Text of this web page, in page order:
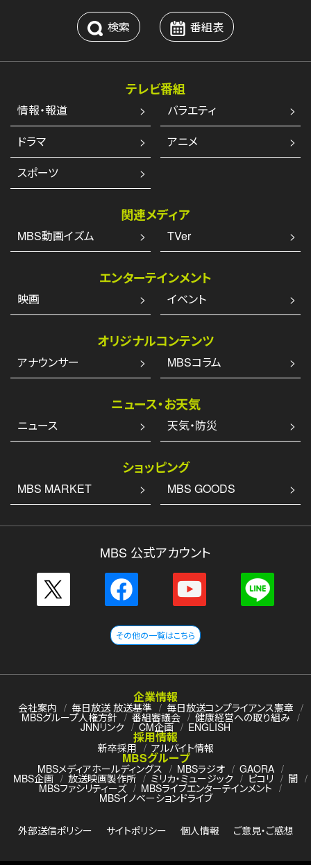
検索 番組表
テレビ番組
情報・報道
バラエティ
ドラマ
アニメ
スポーツ
関連メディア
MBS動画イズム TVer
エンターテインメント
映画 イベント
オリジナルコンテンツ
アナウンサー MBSコラム
ニュース・お天気
ニュース 天気・防災
ショッピング
MBS MARKET MBS GOODS
MBS 公式アカウント
その他の一覧はこちら
企業情報
会社案内 毎日放送 放送基準 毎日放送コンプライアンス憲章
MBSグループ人権方針 番組審議会 健康経営への取り組み
JNNリンク CM企画 ENGLISH
採用情報
新卒採用 アルバイト情報
MBSグループ
MBSメディアホールディングス MBSラジオ GAORA
MBS企画 放送映画製作所 ミリカ・ミュージック ピコリ 闇
MBSファシリティーズ MBSライブエンターテインメント
MBSイノベーションドライブ
外部送信ポリシー サイトポリシー 個人情報 ご意見・ご感想